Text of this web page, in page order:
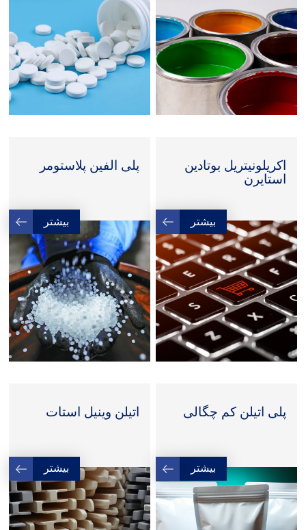
اکریلونیتریل بوتادین
استایرن
بیشتر
پلی الفین پلاستومر
بیشتر
پلی اتیلن کم چگالی
بیشتر
اتیلن وینیل استات
بیشتر